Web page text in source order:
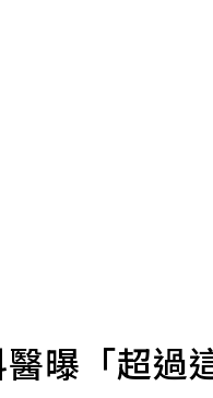
曝「超過